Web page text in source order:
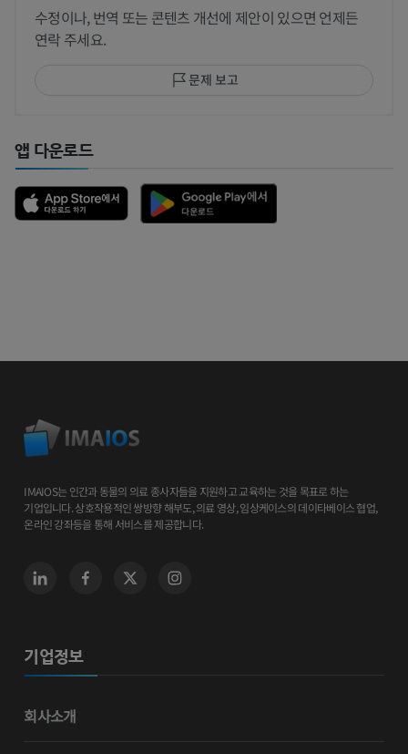
수정이나, 번역 또는 콘텐츠 개선에 제안이 있으면 언제든
연락 주세요.
문제 보고
앱 다운로드
IMAIOS는 인간과 동물의 의료 종사자들을 지원하고 교육하는 것을 목표로 하는
기업입니다. 상호작용적인 쌍방향 해부도, 의료 영상, 임상케이스의 데이타베이스 협업,
온라인 강좌등을 통해 서비스를 제공합니다.
기업정보
회사소개